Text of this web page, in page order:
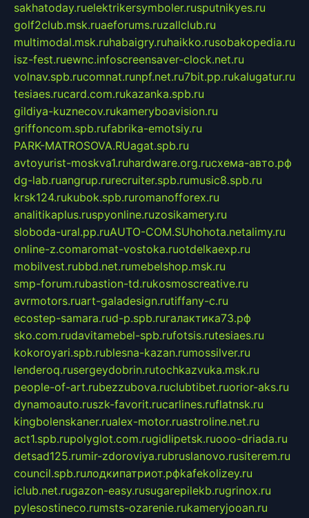
sakhatoday.ruelektrikersymboler.rusputnikyes.ru
golf2club.msk.ruaeforums.ruzallclub.ru
multimodal.msk.ruhabaigry.ruhaikko.rusobakopedia.ru
isz-fest.ruewnc.infoscreensaver-clock.net.ru
volnav.spb.rucomnat.runpf.net.ru7bit.pp.rukalugatur.ru
tesiaes.rucard.com.rukazanka.spb.ru
gildiya-kuznecov.rukameryboavision.ru
griffoncom.spb.rufabrika-emotsiy.ru
PARK-MATROSOVA.RUagat.spb.ru
avtoyurist-moskva1.ruhardware.org.ruсхема-авто.рф
dg-lab.ruangrup.rurecruiter.spb.rumusic8.spb.ru
krsk124.rukubok.spb.ruromanofforex.ru
analitikaplus.ruspyonline.ruzosikamery.ru
sloboda-ural.pp.ruAUTO-COM.SUhohota.netalimy.ru
online-z.comaromat-vostoka.ruotdelkaexp.ru
mobilvest.rubbd.net.rumebelshop.msk.ru
smp-forum.rubastion-td.rukosmoscreative.ru
avrmotors.ruart-galadesign.rutiffany-c.ru
ecostep-samara.rud-p.spb.ruгалактика73.рф
sko.com.rudavitamebel-spb.rufotsis.rutesiaes.ru
kokoroyari.spb.rublesna-kazan.rumossilver.ru
lenderoq.rusergeydobrin.rutochkazvuka.msk.ru
people-of-art.rubezzubova.ruclubtibet.ruorior-aks.ru
dynamoauto.ruszk-favorit.rucarlines.ruflatnsk.ru
kingbolenskaner.rualex-motor.ruastroline.net.ru
act1.spb.rupolyglot.com.rugidlipetsk.ruooo-driada.ru
detsad125.rumir-zdoroviya.rubruslanovo.rusiterem.ru
council.spb.ruлодкипатриот.рфkafekolizey.ru
iclub.net.rugazon-easy.rusugarepilekb.rugrinox.ru
pylesostineco.rumsts-ozarenie.rukameryjooan.ru